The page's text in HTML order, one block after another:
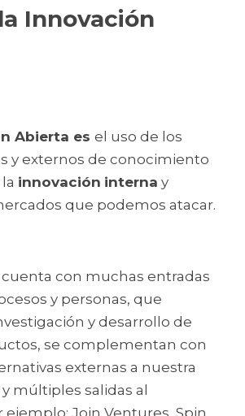
Innovación
Abierta es el uso de los
y externos de conocimiento
innovación interna y
que podemos atacar.
con muchas entradas
y personas, que
y desarrollo de
se complementan con
externas a nuestra
múltiples salidas al